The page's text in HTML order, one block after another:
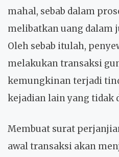
mahal, sebab dalam
melibatkan uang dalam
Oleh sebab itulah,
melakukan transaksi
kemungkinan terjadi
kejadian lain yang tidak
Membuat surat
awal transaksi akan